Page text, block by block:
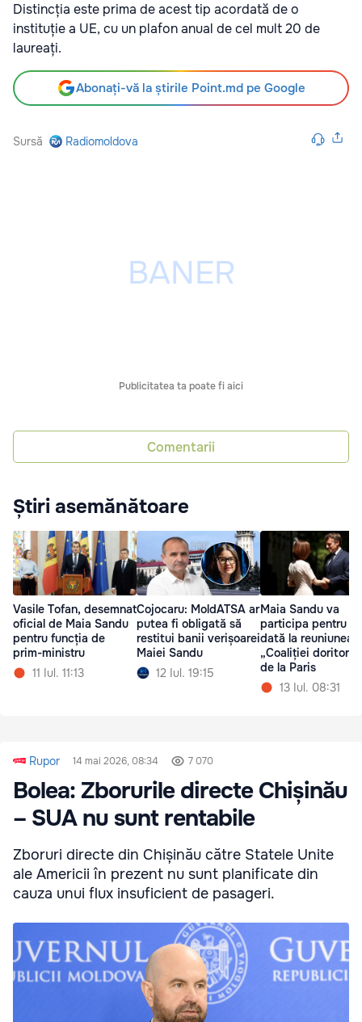
Distincția este prima de acest tip acordată de o
instituție a UE, cu un plafon anual de cel mult 20 de
laureați.
Abonați-vă la știrile Point.md pe Google
Sursă Radiomoldova
Publicitatea ta poate fi aici
Comentarii
Știri asemănătoare
Vasile Tofan, desemnat
oficial de Maia Sandu
pentru funcția de
prim-ministru
11 Iul. 11:13
Cojocaru: MoldATSA ar
putea fi obligată să
restitui banii verișoarei
Maiei Sandu
12 Iul. 19:15
Maia Sandu va
participa pentru
dată la reuniunea
„Coaliției
de la Paris
13 Iul. 08:31
Rupor 14 mai 2026, 08:34 7 070
Bolea: Zborurile directe Chișinău
– SUA nu sunt rentabile
Zboruri directe din Chișinău către Statele Unite
ale Americii în prezent nu sunt planificate din
cauza unui flux insuficient de pasageri.